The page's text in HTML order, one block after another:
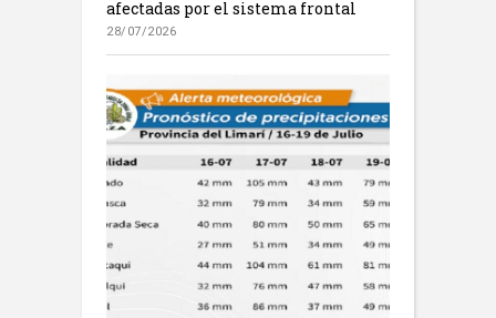
afectadas por el sistema frontal
28/07/2026